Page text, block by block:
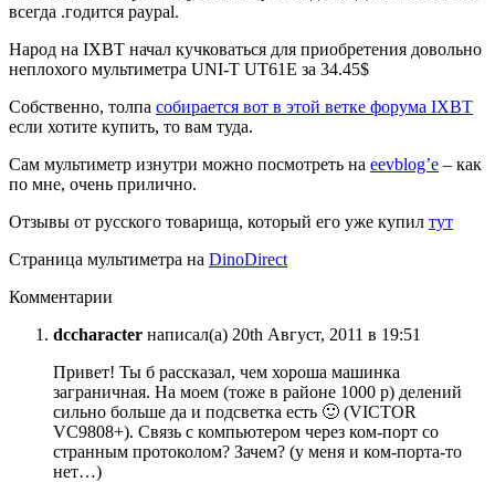
всегда .годится paypal.
Народ на IXBT начал кучковаться для приобретения довольно
неплохого мультиметра UNI-T UT61E за 34.45$
Собственно, толпа собирается вот в этой ветке форума IXBT
если хотите купить, то вам туда.
Сам мультиметр изнутри можно посмотреть на eevblog’e – как
по мне, очень прилично.
Отзывы от русского товарища, который его уже купил тут
Страница мультиметра на DinoDirect
Комментарии
dccharacter написал(а) 20th Август, 2011 в 19:51
Привет! Ты б рассказал, чем хороша машинка
заграничная. На моем (тоже в районе 1000 р) делений
сильно больше да и подсветка есть 🙂 (VICTOR
VC9808+). Связь с компьютером через ком-порт со
странным протоколом? Зачем? (у меня и ком-порта-то
нет…)